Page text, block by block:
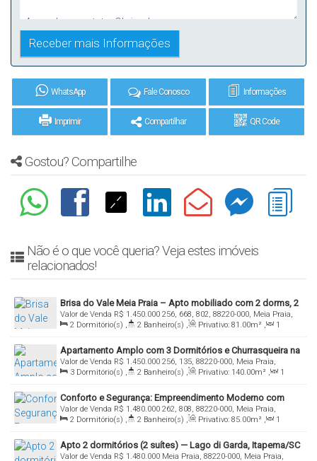
WhatsApp Fale Conosco Informações
Imprimir Compartilhar QR Code
Gostou? Compartilhe
Não é o que você queria? Veja estes imóveis
relacionados!
Brisa do Vale Meia Praia – Apto mobiliado com 2 dorms, 2
vagas e lazer completo!
R$ 1.450.000
Valor de Venda
256, 668, 802, 88220-000, Meia Praia,
Itapema, Santa Catarina, Brasil
2 Dormitório(s) , 2 Banheiro(s) , Privativo: 81 .00m² ,
1
Sala(s) , 1 Suíte(s) , Total: 81.00m² , 2 Vaga(s)
Apartamento Amplo com 3 Dormitórios e Churrasqueira na
Sacada – Meia Praia
R$ 1.450.000
Valor de Venda
256, 135, 88220-000, Meia Praia,
Itapema, Santa Catarina, Brasil
3 Dormitório(s) , 2 Banheiro(s) , Privativo: 140.00m² ,
1
Sala(s) , 1 Suíte(s) , Total: 140.00m² , 1 Vaga(s)
Conforto e Segurança: Empreendimento Moderno com
Piscinas, Spa e Estrutura Premium
R$ 1.480.000
Valor de Venda
262, 808, 88220-000, Meia Praia,
Itapema, Santa Catarina, Brasil
2 Dormitório(s) , 2 Banheiro(s) , Privativo: 85.00m² ,
1
Sala(s) , 1 Suíte(s) , Total: 85.00m² , 2 Vaga(s)
Apto 2 dormitórios (2 suítes) — Lago di Garda, Itapema/SC
R$ 1.480.000
Valor de Venda
Meia Praia, 88220-000, Meia Praia,